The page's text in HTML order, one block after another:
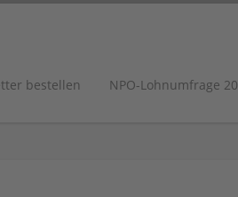
bestellen NPO-Lohnumfrage